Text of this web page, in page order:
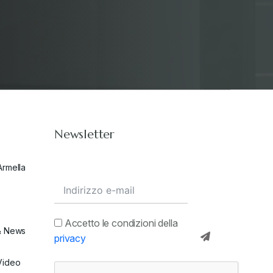
Stampa 2023
valore in dogana +
News
Newsletter
Accetto le condizioni della
privacy